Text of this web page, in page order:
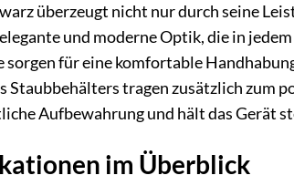
überzeugt nicht nur durch seine
und moderne Optik, die in
für eine komfortable
Staubbehälters tragen zusätzlich
Aufbewahrung und hält das Gerät
im Überblick